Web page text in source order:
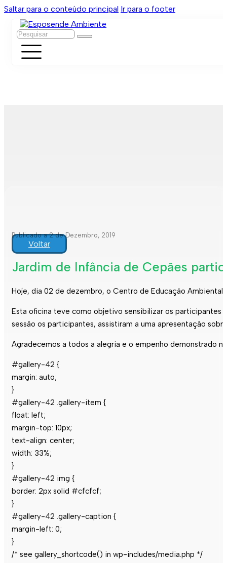
Saltar para o conteúdo principal Ir para o footer
Pesquisar
Publicado a 2 de Dezembro, 2019
Voltar
Jardim de Infância de Cepães
Hoje, dia 02 de dezembro, o Centro de Educação
Esta oficina teve como objetivo sensibilizar os participantes
sessão os participantes, assistiram a uma apresentação
Agradecemos a todos a alegria e o empenho demonstrado
#gallery-42 {
margin: auto;
}
#gallery-42 .gallery-item {
float: left;
margin-top: 10px;
text-align: center;
width: 33%;
}
#gallery-42 img {
border: 2px solid #cfcfcf;
}
#gallery-42 .gallery-caption {
margin-left: 0;
}
/* see gallery_shortcode() in wp-includes/media.php */